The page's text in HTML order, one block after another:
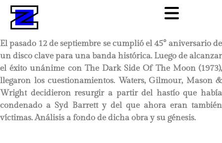
El pasado 12 de septiembre se cumplió el 45° aniversario de
un disco clave para una banda histórica. Luego de alcanzar
el éxito unánime con The Dark Side Of The Moon (1973),
llegaron los cuestionamientos. Waters, Gilmour, Mason &
Wright decidieron resurgir a partir del hastío que había
condenado a Syd Barrett y del que ahora eran también
víctimas. Análisis a fondo de dicha obra y su génesis.